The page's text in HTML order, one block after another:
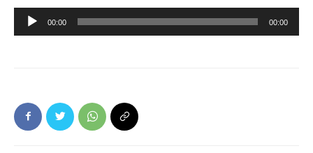
Ljudspelare
00:00 00:00